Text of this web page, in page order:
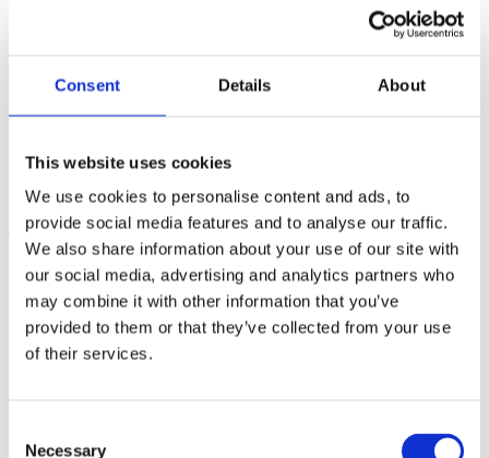
Consent Details About
This website uses cookies
We use cookies to personalise content and ads, to
provide social media features and to analyse our traffic.
We also share information about your use of our site with
our social media, advertising and analytics partners who
may combine it with other information that you’ve
provided to them or that they’ve collected from your use
of their services.
Necessary
Kundbemötande,
Patrik Nordkvist
Patrik är expert på försäljning, säljledning och affärsutveckling. Han
har hjälpt hundratals företag att öka sin försäljning genom
rådgivning och säljträning. Med över 30 års erfarenhet som säljare,
försäljningschef och VD vet han vad som krävs för att skapa tillväxt
– på riktigt.
Vill ni öka er försäljning?Kontakta Patrik viae-posteller på0709-
102200
Dela gärna artikeln!